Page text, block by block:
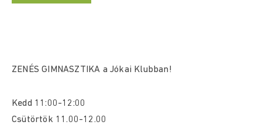
ZENÉS GIMNASZTIKA a Jókai Klubban!
Kedd 11:00-12:00
Csütörtök 11.00-12.00